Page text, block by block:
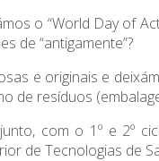
o “World Day of
de “antigamente”?
e originais e
de resíduos
com o 1º e 2º
de Tecnologias de